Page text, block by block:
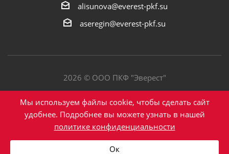
alisunova@everest-pkf.su
aseregin@everest-pkf.su
2026 © ООО ПКФ "Эверест"
Политика конфиденциальности
Мы используем файлы cookie, чтобы сделать сайт
удобнее. Подробнее вы можете узнать в нашей
политике конфиденциальности
Ок